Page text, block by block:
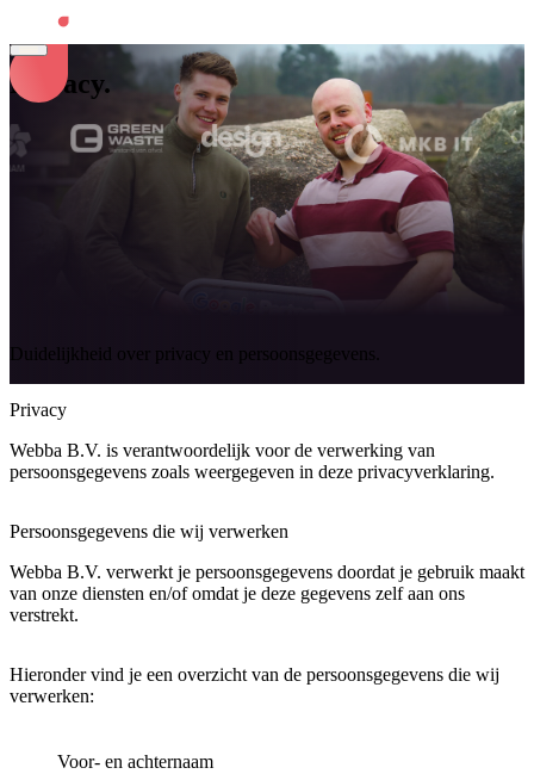
Kernwaarden
Team
Diensten
Cases
Privacy statement
Privacy.
Duidelijkheid over privacy en persoonsgegevens.
Privacy
Webba B.V. is verantwoordelijk voor de verwerking van
persoonsgegevens zoals weergegeven in deze privacyverklaring.
Persoonsgegevens die wij verwerken
Webba B.V. verwerkt je persoonsgegevens doordat je gebruik maakt
van onze diensten en/of omdat je deze gegevens zelf aan ons
verstrekt.
Hieronder vind je een overzicht van de persoonsgegevens die wij
verwerken:
Voor- en achternaam